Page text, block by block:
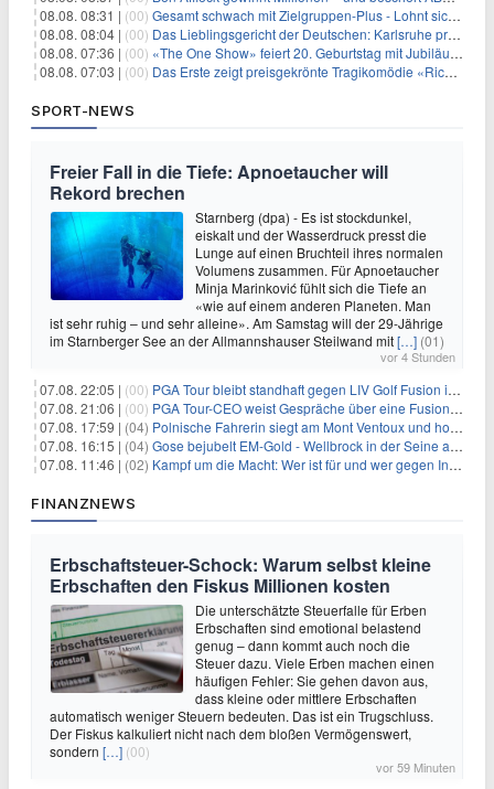
08.08. 08:31 | (00) Gesamt schwach mit Zielgruppen-Plus - Lohnt sich First Dates Hotel doch?
08.08. 08:04 | (00) Das Lieblingsgericht der Deutschen: Karlsruhe prägt seit 75 Jahren die Republik
08.08. 07:36 | (00) «The One Show» feiert 20. Geburtstag mit Jubiläumswoche
08.08. 07:03 | (00) Das Erste zeigt preisgekrönte Tragikomödie «Rickerl» als Free-TV-Premiere
SPORT-NEWS
Freier Fall in die Tiefe: Apnoetaucher will
Rekord brechen
Starnberg (dpa) - Es ist stockdunkel,
eiskalt und der Wasserdruck presst die
Lunge auf einen Bruchteil ihres normalen
Volumens zusammen. Für Apnoetaucher
Minja Marinković fühlt sich die Tiefe an
«wie auf einem anderen Planeten. Man
ist sehr ruhig – und sehr alleine». Am Samstag will der 29-Jährige
im Starnberger See an der Allmannshauser Steilwand mit[…] (01)
vor 4 Stunden
07.08. 22:05 | (00) PGA Tour bleibt standhaft gegen LIV Golf Fusion in einem sich wandelnden Sportumfeld
07.08. 21:06 | (00) PGA Tour-CEO weist Gespräche über eine Fusion mit LIV Golf zurück und bekräftigt die Wettbewerbslandschaft
07.08. 17:59 | (04) Polnische Fahrerin siegt am Mont Ventoux und holt Tour-Gelb
07.08. 16:15 | (04) Gose bejubelt EM-Gold - Wellbrock in der Seine ausgebremst
07.08. 11:46 | (02) Kampf um die Macht: Wer ist für und wer gegen Infantino?
FINANZNEWS
Erbschaftsteuer-Schock: Warum selbst kleine
Erbschaften den Fiskus Millionen kosten
Die unterschätzte Steuerfalle für Erben
Erbschaften sind emotional belastend
genug – dann kommt auch noch die
Steuer dazu. Viele Erben machen einen
häufigen Fehler: Sie gehen davon aus,
dass kleine oder mittlere Erbschaften
automatisch weniger Steuern bedeuten. Das ist ein Trugschluss.
Der Fiskus kalkuliert nicht nach dem bloßen Vermögenswert,
sondern […] (00)
vor 59 Minuten